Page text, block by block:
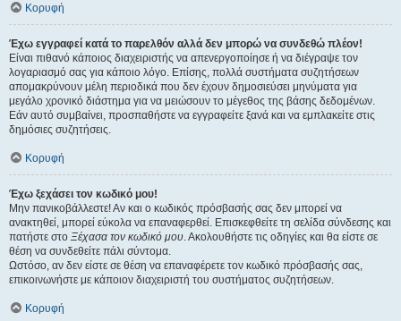
Κορυφή
Έχω εγγραφεί κατά το παρελθόν αλλά δεν μπορώ να συνδεθώ πλέον!
Είναι πιθανό κάποιος διαχειριστής να απενεργοποίησε ή να διέγραψε τον
λογαριασμό σας για κάποιο λόγο. Επίσης, πολλά συστήματα συζητήσεων
απομακρύνουν μέλη περιοδικά που δεν έχουν δημοσιεύσει μηνύματα για
μεγάλο χρονικό διάστημα για να μειώσουν το μέγεθος της βάσης δεδομένων.
Εάν αυτό συμβαίνει, προσπαθήστε να εγγραφείτε ξανά και να εμπλακείτε στις
δημόσιες συζητήσεις.
Κορυφή
Έχω ξεχάσει τον κωδικό μου!
Μην πανικοβάλλεστε! Αν και ο κωδικός πρόσβασής σας δεν μπορεί να
ανακτηθεί, μπορεί εύκολα να επαναφερθεί. Επισκεφθείτε τη σελίδα σύνδεσης και
πατήστε στο Ξέχασα τον κωδικό μου. Ακολουθήστε τις οδηγίες και θα είστε σε
θέση να συνδεθείτε πάλι σύντομα.
Ωστόσο, αν δεν είστε σε θέση να επαναφέρετε τον κωδικό πρόσβασής σας,
επικοινωνήστε με κάποιον διαχειριστή του συστήματος συζητήσεων.
Κορυφή